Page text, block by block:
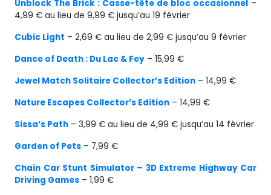
Unblock The Brick : Casse-tête de bloc occasionnel –
4,99 € au lieu de 9,99 € jusqu’au 19 février
Cubic Light – 2,69 € au lieu de 2,99 € jusqu’au 9 février
Dance of Death : Du Lac & Fey – 15,99 €
Jewel Match Solitaire Collector’s Edition – 14,99 €
Nature Escapes Collector’s Edition – 14,99 €
Sissa’s Path – 3,99 € au lieu de 4,99 € jusqu’au 14 février
Garden of Pets – 7,99 €
Chain Car Stunt Simulator – 3D Extreme Highway Car
Driving Games – 1,99 €